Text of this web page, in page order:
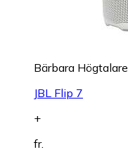
Bärbara Högtalare
JBL Flip 7
+
fr.